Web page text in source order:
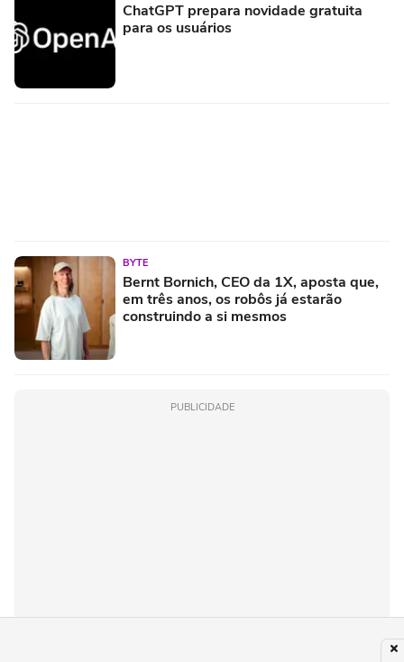
ChatGPT prepara novidade gratuita
para os usuários
BYTE
Bernt Bornich, CEO da 1X, aposta que,
em três anos, os robôs já estarão
construindo a si mesmos
PUBLICIDADE